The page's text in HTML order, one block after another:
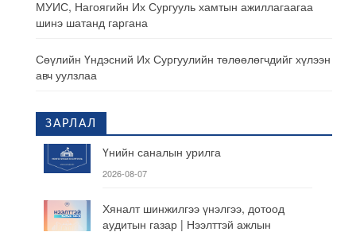
МУИС, Нагоягийн Их Сургууль хамтын ажиллагаагаа
шинэ шатанд гаргана
Сөүлийн Үндэсний Их Сургуулийн төлөөлөгчдийг хүлээн
авч уулзлаа
ЗАРЛАЛ
Үнийн саналын урилга
2026-08-07
Хяналт шинжилгээ үнэлгээ, дотоод
аудитын газар | Нээлттэй ажлын